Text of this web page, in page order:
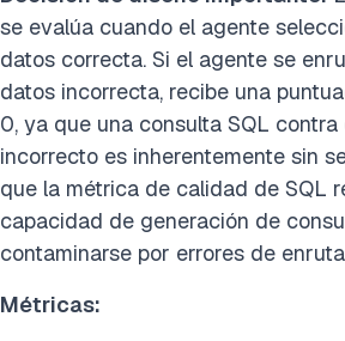
se evalúa cuando el agente
datos correcta. Si el agente se
datos incorrecta, recibe una
0, ya que una consulta SQL contra
incorrecto es inherentemente sin
que la métrica de calidad de SQL
capacidad de generación de
contaminarse por errores de
Métricas: